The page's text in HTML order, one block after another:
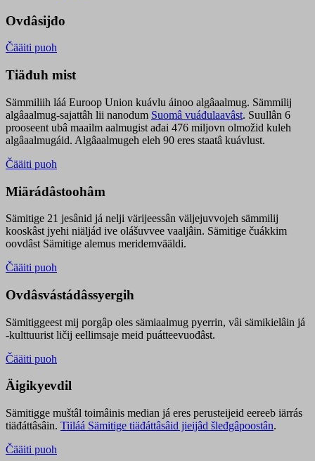
Ovdâsijđo
Čääiti puoh
Tiäđuh mist
Sämmiliih láá Euroop Union kuávlu áinoo algâaalmug. Sämmilij
algâaalmug-sajattâh lii nanodum Suomâ vuáđulaavâst. Suullân 6
prooseent ubâ maailm aalmugist ađai 476 miljovn olmožid kuleh
algâaalmugáid. Algâaalmugeh eleh 90 eres staatâ kuávlust.
Čääiti puoh
Miärádâstoohâm
Sämitige 21 jesânid já nelji värijeessân väljejuvvojeh sämmilij
kooskâst jyehi niäljád ive olášuvvee vaaljâin. Sämitige čuákkim
oovdâst Sämitige alemus meridemvääldi.
Čääiti puoh
Ovdâsvástádâssyergih
Sämitiggeest mij porgâp oles sämiaalmug pyerrin, vâi sämikielâin já
-kulttuurist ličij eellimsaje meid puátteevuođâst.
Čääiti puoh
Äigikyevdil
Sämitigge muštâl toimâinis median já eres perusteijeid eereeb iärrás
tiäđáttâsâin. Tiiláá Sämitige tiäđáttâsâid jieijâd šleđgâpoostân.
Čääiti puoh